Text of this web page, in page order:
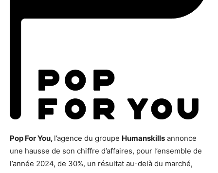
Pop For You, l’agence du groupe Humanskills annonce
une hausse de son chiffre d’affaires, pour l’ensemble de
l’année 2024, de 30%, un résultat au-delà du marché,